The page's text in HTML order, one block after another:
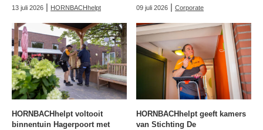
13 juli 2026 | HORNBACHhelpt 09 juli 2026 | Corporate
HORNBACHhelpt voltooit
binnentuin Hagerpoort met
HORNBACHhelpt geeft kamers
van Stichting De